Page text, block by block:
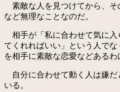
素敵な人を見つけてから、そ
など無理なことなのだ。
相手が「私に合わせて気に入
てくれればいい」という人で
を相手に素敵な恋愛などあるわ
自分に合わせて動く人は嫌だ
いる。